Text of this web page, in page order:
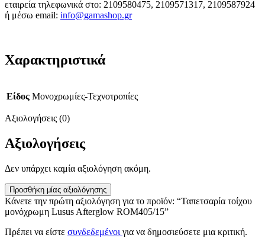
εταιρεία τηλεφωνικά στο: 2109580475, 2109571317, 2109587924
ή μέσω email: info@gamashop.gr
Χαρακτηριστικά
Είδος Μονοχρωμίες-Τεχνοτροπίες
Αξιολογήσεις (0)
Αξιολογήσεις
Δεν υπάρχει καμία αξιολόγηση ακόμη.
Προσθήκη μίας αξιολόγησης
Κάνετε την πρώτη αξιολόγηση για το προϊόν: “Ταπετσαρία τοίχου
μονόχρωμη Lusus Afterglow ROM405/15”
Πρέπει να είστε συνδεδεμένοι για να δημοσιεύσετε μια κριτική.